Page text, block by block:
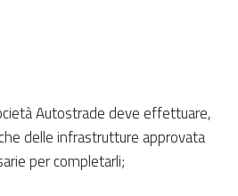
Autostrade deve effettuare,
delle infrastrutture approvata
per completarli;